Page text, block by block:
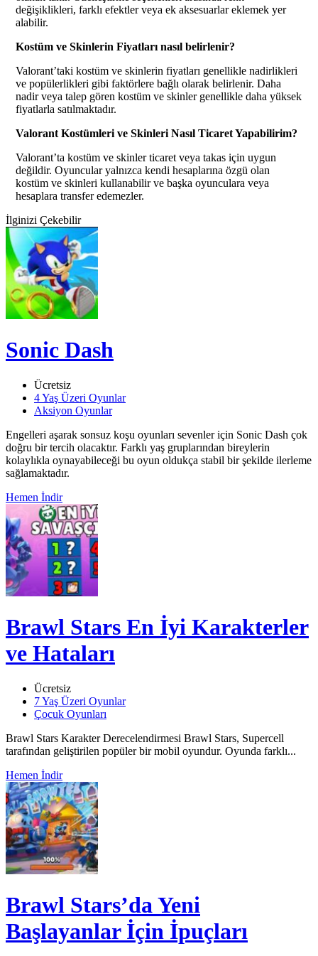
değişiklikleri, farklı efektler veya ek aksesuarlar eklemek yer
alabilir.
Kostüm ve Skinlerin Fiyatları nasıl belirlenir?
Valorant’taki kostüm ve skinlerin fiyatları genellikle nadirlikleri
ve popülerlikleri gibi faktörlere bağlı olarak belirlenir. Daha
nadir veya talep gören kostüm ve skinler genellikle daha yüksek
fiyatlarla satılmaktadır.
Valorant Kostümleri ve Skinleri Nasıl Ticaret Yapabilirim?
Valorant’ta kostüm ve skinler ticaret veya takas için uygun
değildir. Oyuncular yalnızca kendi hesaplarına özgü olan
kostüm ve skinleri kullanabilir ve başka oyunculara veya
hesaplara transfer edemezler.
İlginizi Çekebilir
Sonic Dash
Ücretsiz
4 Yaş Üzeri Oyunlar
Aksiyon Oyunlar
Engelleri aşarak sonsuz koşu oyunları sevenler için Sonic Dash çok
doğru bir tercih olacaktır. Farklı yaş gruplarından bireylerin
kolaylıkla oynayabileceği bu oyun oldukça stabil bir şekilde ilerleme
sağlamaktadır.
Hemen İndir
Brawl Stars En İyi Karakterler
ve Hataları
Ücretsiz
7 Yaş Üzeri Oyunlar
Çocuk Oyunları
Brawl Stars Karakter Derecelendirmesi Brawl Stars, Supercell
tarafından geliştirilen popüler bir mobil oyundur. Oyunda farklı...
Hemen İndir
Brawl Stars’da Yeni
Başlayanlar İçin İpuçları